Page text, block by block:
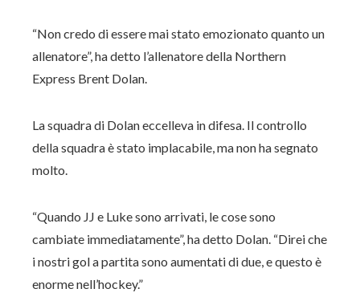
“Non credo di essere mai stato emozionato quanto un
allenatore”, ha detto l’allenatore della Northern
Express Brent Dolan.
La squadra di Dolan eccelleva in difesa. Il controllo
della squadra è stato implacabile, ma non ha segnato
molto.
“Quando JJ e Luke sono arrivati, le cose sono
cambiate immediatamente”, ha detto Dolan. “Direi che
i nostri gol a partita sono aumentati di due, e questo è
enorme nell’hockey.”